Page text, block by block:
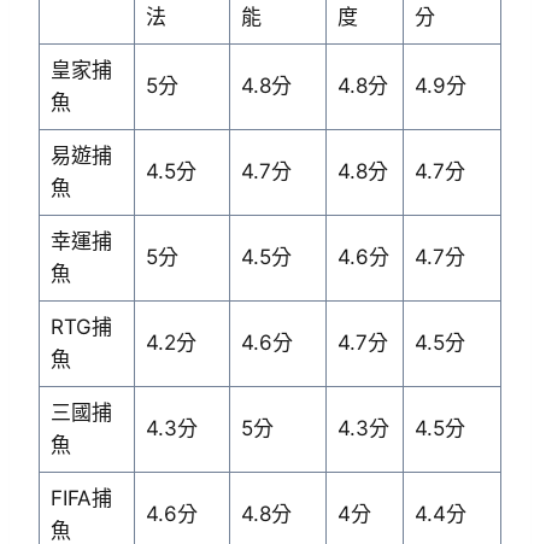
法 能 度 分
皇家捕
魚
5分 4.8分 4.8分 4.9分
易遊捕
魚
4.5分 4.7分 4.8分 4.7分
幸運捕
魚
5分 4.5分 4.6分 4.7分
RTG捕
魚
4.2分 4.6分 4.7分 4.5分
三國捕
魚
4.3分 5分 4.3分 4.5分
FIFA捕
魚
4.6分 4.8分 4分 4.4分